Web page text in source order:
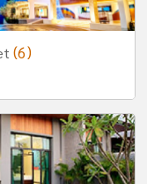
(6)